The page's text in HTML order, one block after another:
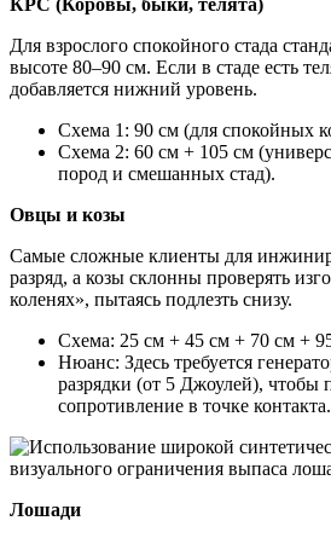
Для взрослого спокойного стада
высоте 80–90 см. Если в стаде есть
добавляется нижний уровень.
Схема 1: 90 см (для спокойных
Схема 2: 60 см + 105 см
пород и смешанных стад).
Овцы и козы
Самые сложные клиенты для
разряд, а козы склонны проверять
коленях», пытаясь подлезть снизу.
Схема: 25 см + 45 см + 70 см +
Нюанс: Здесь требуется
разрядки (от 5 Джоулей), чтобы
сопротивление в точке контакта.
Лошади